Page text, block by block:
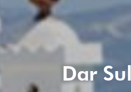
Dar